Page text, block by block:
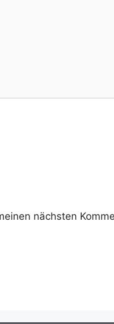
nächsten